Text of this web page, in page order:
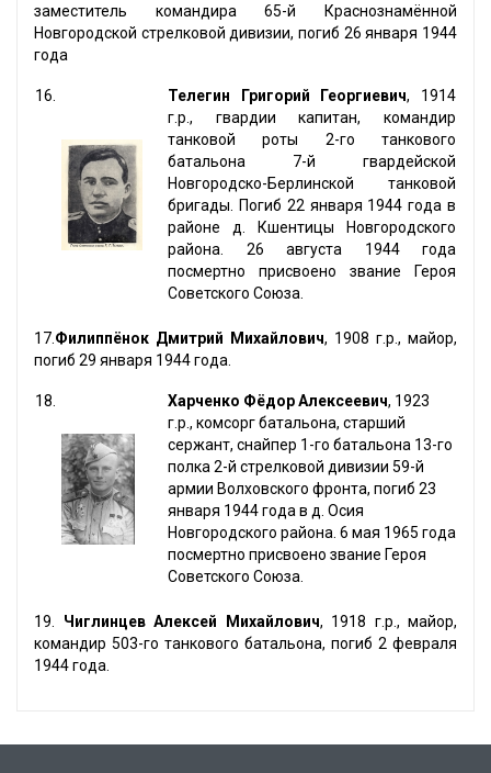
заместитель командира 65-й Краснознамённой
Новгородской стрелковой дивизии, погиб 26 января 1944
года
16. Телегин Григорий Георгиевич, 1914
г.р., гвардии капитан, командир
танковой роты 2-го танкового
батальона 7-й гвардейской
Новгородско-Берлинской танковой
бригады. Погиб 22 января 1944 года в
районе д. Кшентицы Новгородского
района. 26 августа 1944 года
посмертно присвоено звание Героя
Советского Союза.
17.Филиппёнок Дмитрий Михайлович, 1908 г.р., майор,
погиб 29 января 1944 года.
18. Харченко Фёдор Алексеевич, 1923
г.р., комсорг батальона, старший
сержант, снайпер 1-го батальона 13-го
полка 2-й стрелковой дивизии 59-й
армии Волховского фронта, погиб 23
января 1944 года в д. Осия
Новгородского района. 6 мая 1965 года
посмертно присвоено звание Героя
Советского Союза.
19. Чиглинцев Алексей Михайлович, 1918 г.р., майор,
командир 503-го танкового батальона, погиб 2 февраля
1944 года.